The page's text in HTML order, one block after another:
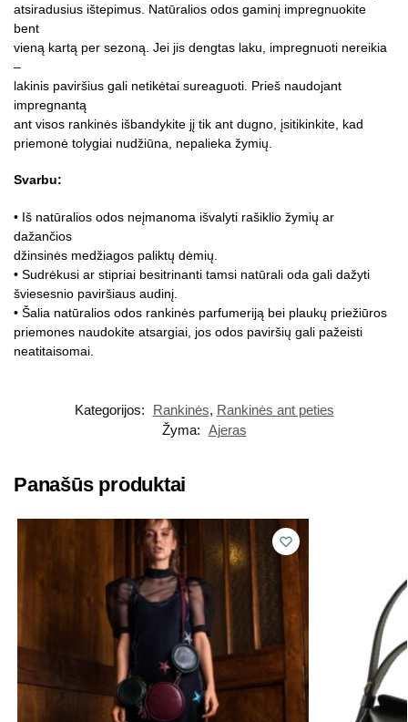
atsiradusius ištepimus. Natūralios odos gaminį impregnuokite
bent
vieną kartą per sezoną. Jei jis dengtas laku, impregnuoti nereikia
–
lakinis paviršius gali netikėtai sureaguoti. Prieš naudojant
impregnantą
ant visos rankinės išbandykite jį tik ant dugno, įsitikinkite, kad
priemonė tolygiai nudžiūna, nepalieka žymių.
Svarbu:
• Iš natūralios odos neįmanoma išvalyti rašiklio žymių ar
dažančios
džinsinės medžiagos paliktų dėmių.
• Sudrėkusi ar stipriai besitrinanti tamsi natūrali oda gali dažyti
šviesesnio paviršiaus audinį.
• Šalia natūralios odos rankinės parfumeriją bei plaukų priežiūros
priemones naudokite atsargiai, jos odos paviršių gali pažeisti
neatitaisomai.
Kategorijos: Rankinės, Rankinės ant peties
Žyma: Ajeras
Panašūs produktai